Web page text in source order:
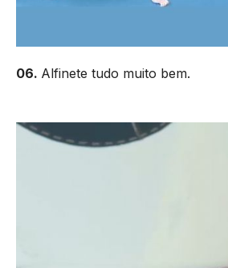
06. Alfinete tudo muito bem.